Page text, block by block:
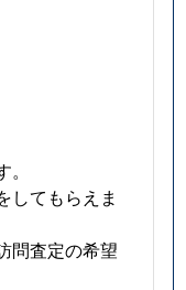
してもらえま
問査定の希望